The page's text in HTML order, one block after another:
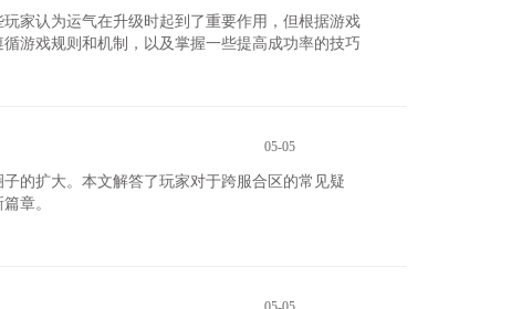
家认为运气在升级时起到了重要作用，但根据游戏
游戏规则和机制，以及掌握一些提高成功率的技巧
05-05
的扩大。本文解答了玩家对于跨服合区的常见疑
章。